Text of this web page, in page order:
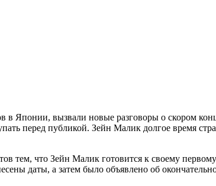
Японии, вызвали новые разговоры о скором
перед публикой. Зейн Малик долгое время
тем, что Зейн Малик готовится к своему
даты, а затем было объявлено об